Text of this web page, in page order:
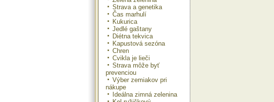
Strava a genetika
Čas marhulí
Kukurica
Jedlé gaštany
Diétna tekvica
Kapustová sezóna
Chren
Cvikla je lieči
Strava môže byť
prevenciou
Výber zemiakov pri
nákupe
Ideálna zimná zelenina